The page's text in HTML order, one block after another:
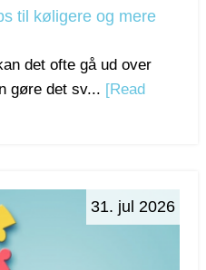
til køligere og mere
det ofte gå ud over
gøre det sv... [Read
31. jul 2026